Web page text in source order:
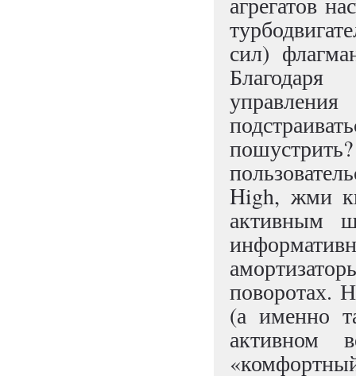
сил)
Благодаря
High, жми
активным
поворотах.
(а именно
активном